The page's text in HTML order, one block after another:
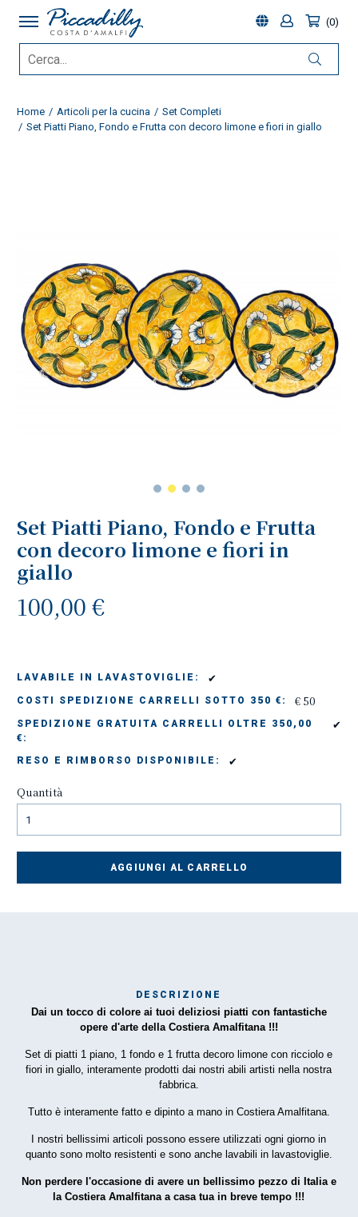
0
Home Articoli per la cucina
Set Completi
Set Piatti Piano, Fondo e Frutta con decoro limone e fiori in giallo
Set Piatti Piano, Fondo e Frutta
con decoro limone e fiori in
giallo
100,00 €
LAVABILE IN LAVASTOVIGLIE: ✔
COSTI SPEDIZIONE CARRELLI SOTTO 350 €: € 50
SPEDIZIONE GRATUITA CARRELLI OLTRE 350,00
€:
✔
RESO E RIMBORSO DISPONIBILE: ✔
Quantità
AGGIUNGI AL CARRELLO
DESCRIZIONE
Dai un tocco di colore ai tuoi deliziosi piatti con fantastiche
opere d'arte della Costiera Amalfitana !!!
Set di piatti 1 piano, 1 fondo e 1 frutta decoro limone con ricciolo e
fiori in giallo, interamente prodotti dai nostri abili artisti nella nostra
fabbrica.
Tutto è interamente fatto e dipinto a mano in Costiera Amalfitana.
I nostri bellissimi articoli possono essere utilizzati ogni giorno in
quanto sono molto resistenti e sono anche lavabili in lavastoviglie.
Non perdere l'occasione di avere un bellissimo pezzo di Italia e
la Costiera Amalfitana a casa tua in breve tempo !!!